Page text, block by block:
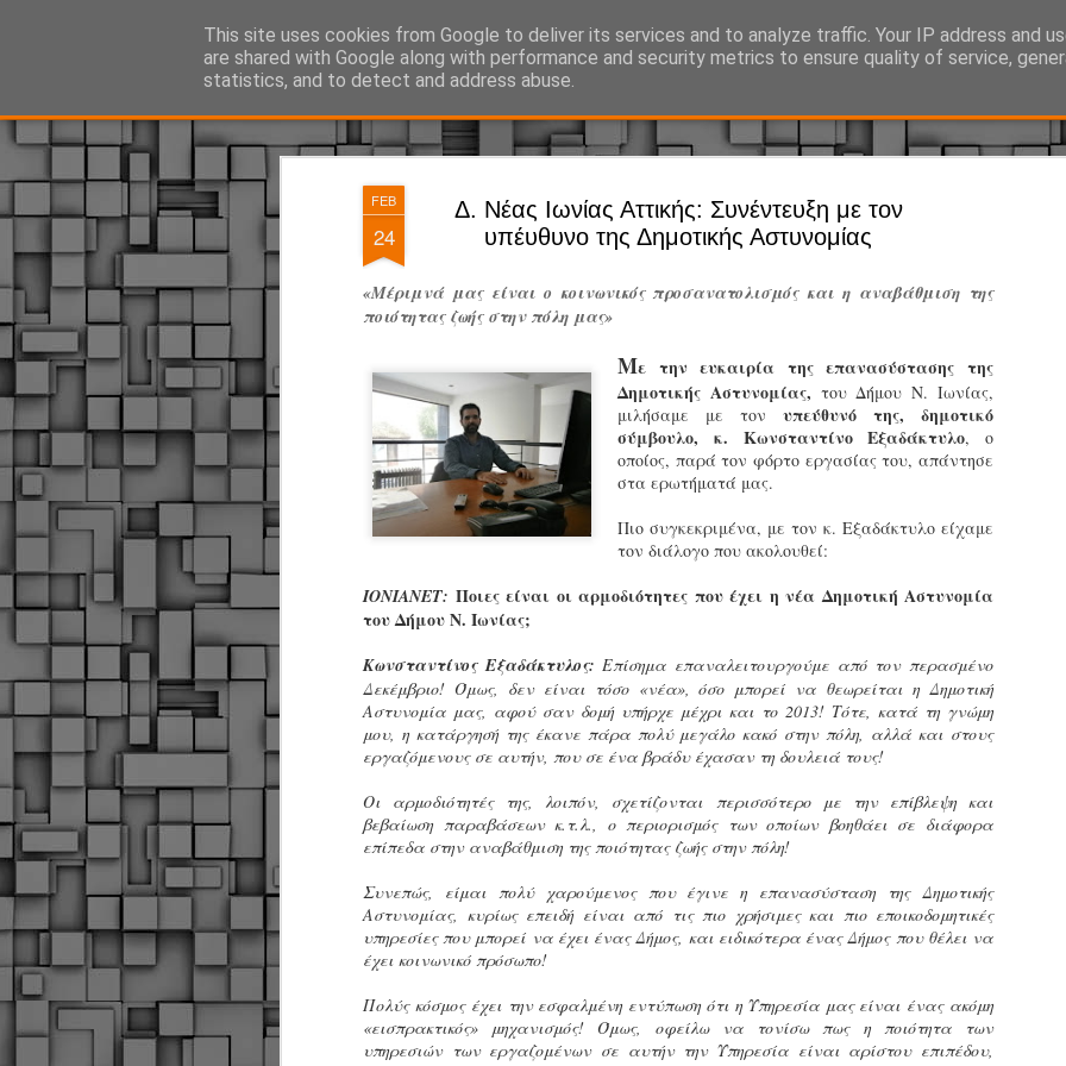
FEB
24
Δ. Νέας Ιωνίας Αττικής: Συνέντευξη με τον
υπέυθυνο της Δημοτικής Αστυνομίας
«Μέριμνά μας είναι ο κοινωνικός προσανατολισμός και η αναβάθμιση της
ποιότητας ζωής στην πόλη μας»
Με την ευκαιρία της επανασύστασης της
Δημοτικής Αστυνομίας, του Δήμου Ν. Ιωνίας,
μιλήσαμε με τον υπεύθυνό της, δημοτικό
σύμβουλο, κ. Κωνσταντίνο Εξαδάκτυλο, ο
οποίος, παρά τον φόρτο εργασίας του, απάντησε
στα ερωτήματά μας.
Πιο συγκεκριμένα, με τον κ. Εξαδάκτυλο είχαμε
τον διάλογο που ακολουθεί:
ΙΟΝΙΑΝΕΤ: Ποιες είναι οι αρμοδιότητες που έχει η νέα Δημοτική Αστυνομία
του Δήμου Ν. Ιωνίας;
Κωνσταντίνος Εξαδάκτυλος: Επίσημα επαναλειτουργούμε από τον περασμένο
Δεκέμβριο! Όμως, δεν είναι τόσο «νέα», όσο μπορεί να θεωρείται η Δημοτική
Αστυνομία μας, αφού σαν δομή υπήρχε μέχρι και το 2013! Τότε, κατά τη γνώμη
μου, η κατάργησή της έκανε πάρα πολύ μεγάλο κακό στην πόλη, αλλά και στους
εργαζόμενους σε αυτήν, που σε ένα βράδυ έχασαν τη δουλειά τους!
Οι αρμοδιότητές της, λοιπόν, σχετίζονται περισσότερο με την επίβλεψη και
βεβαίωση παραβάσεων κ.τ.λ., ο περιορισμός των οποίων βοηθάει σε διάφορα
επίπεδα στην αναβάθμιση της ποιότητας ζωής στην πόλη!
Συνεπώς, είμαι πολύ χαρούμενος που έγινε η επανασύσταση της Δημοτικής
Αστυνομίας, κυρίως επειδή είναι από τις πιο χρήσιμες και πιο εποικοδομητικές
υπηρεσίες που μπορεί να έχει ένας Δήμος, και ειδικότερα ένας Δήμος που θέλει να
έχει κοινωνικό πρόσωπο!
Πολύς κόσμος έχει την εσφαλμένη εντύπωση ότι η Υπηρεσία μας είναι ένας ακόμη
«εισπρακτικός» μηχανισμός! Όμως, οφείλω να τονίσω πως η ποιότητα των
υπηρεσιών των εργαζομένων σε αυτήν την Υπηρεσία είναι αρίστου επιπέδου,
This site uses cookies from Google to deliver its services and to analyze traffic. Your IP address and
are shared with Google along with performance and security metrics to ensure quality of service,
statistics, and to detect and address abuse.
ΔΗΜΟΤΙΚΗ ΑΣΤΥΝΟΜΙΑ, τα νέα! Ό, τι συμβαίνει γύρω από τη Δημοτική Αστυνομία, την τοπική
JUL
Η Δημοτική Αστυνομία
καθώς από την 1η
επιχειρησιακή
παρουσία του Δήμου
Η νέα υπηρεσία θα
είναι έτοιμοι να
ολοκαίνουργια
τις περιπολίες και τις
στελεχών της υπηρεσίας.
JUN
Δήμος Κοζάνης :
Αναμνηστικά
JUN
Απολογισμός των
ελέγχων σε ιδιοκτήτες
Δημοτική Αστυνομία
Θεσσαλονίκης: Ένταση